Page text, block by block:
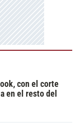
con el corte
en el resto del